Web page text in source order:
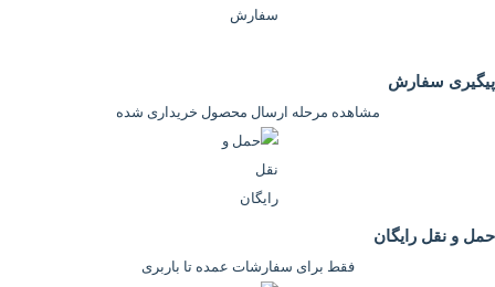
پیگیری سفارش
مشاهده مرحله ارسال محصول خریداری شده
حمل و نقل رایگان
فقط برای سفارشات عمده تا باربری